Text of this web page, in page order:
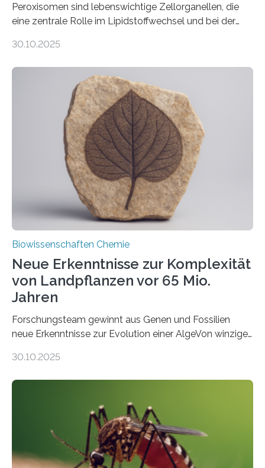
Peroxisomen sind lebenswichtige Zellorganellen, die
eine zentrale Rolle im Lipidstoffwechsel und bei der
erfüllen können, müssen zahlreiche Enzyme präzise in
der Ruhr-Universität Bochum um Prof. Dr. Ralf Erdmann
und Dr. Ismaila Francis Yusuf hat nun einen bislang
unbekannten Qualitätskontrollmechanismus des
peroxisomalen Proteintransports in der Bäckerhefe
Saccharomyces cerevisiae entdeckt, der für die
Funktionsfähigkeit der Organellen entscheidend ist. Die
Studie wurde am 28. Oktober 2025 in der
Fachzeitschrift…
30.10.2025
Biowissenschaften Chemie
Neue Erkenntnisse zur Komplexität
von Landpflanzen vor 65 Mio.
Jahren
Forschungsteam gewinnt aus Genen und Fossilien
neue Erkenntnisse zur Evolution einer AlgeVon winzigen
Landpflanzen zählen zu den komplexesten
Grünalgen, die vor Hunderten von Millionen Jahren
lebten. Unter den Vorfahren sticht eine Gruppe heraus,
die noch heute in der Natur vorkommt: die
Süßwasseralge Coleochaetophyceae. Einige Arten
dieser Gruppe bilden aus Zellfäden dichte Geflechte
30.10.2025